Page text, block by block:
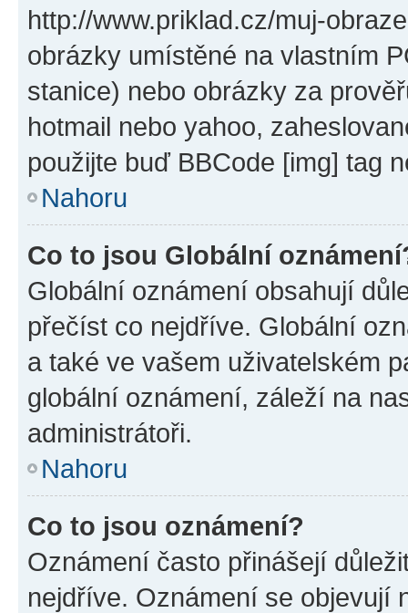
http://www.priklad.cz/muj-
obrázky umístěné na vlastním
stanice) nebo obrázky za
hotmail nebo yahoo,
použijte buď BBCode [img] tag
Nahoru
Co to jsou Globální
Globální oznámení obsahují
přečíst co nejdříve. Globální
a také ve vašem uživatelském
globální oznámení, záleží na
administrátoři.
Nahoru
Co to jsou oznámení?
Oznámení často přinášejí
nejdříve. Oznámení se objevují